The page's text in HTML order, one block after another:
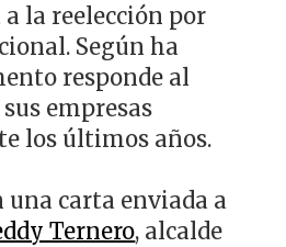
la reelección por
Según ha
responde al
empresas
los últimos años.
una carta enviada a
Ternero, alcalde